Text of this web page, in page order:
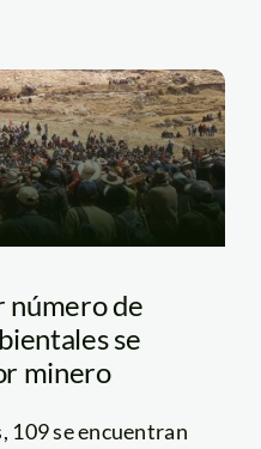
número de
se
minero
109 se encuentran